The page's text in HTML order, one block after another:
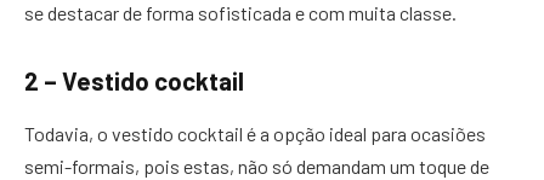
se destacar de forma sofisticada e com muita classe.
2 – Vestido cocktail
Todavia, o vestido cocktail é a opção ideal para ocasiões
semi-formais, pois estas, não só demandam um toque de